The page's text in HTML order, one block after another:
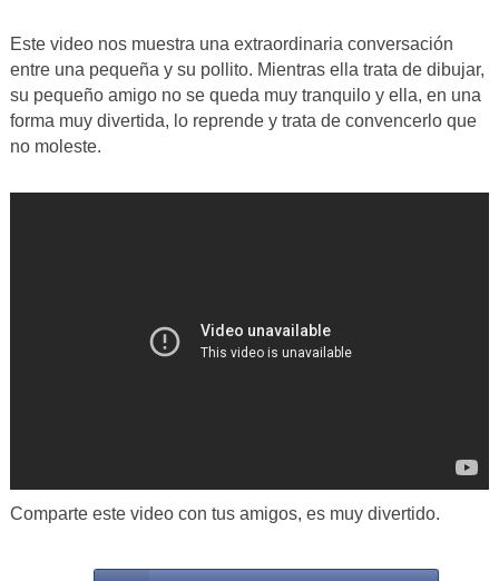
Este video nos muestra una extraordinaria conversación
entre una pequeña y su pollito. Mientras ella trata de dibujar,
su pequeño amigo no se queda muy tranquilo y ella, en una
forma muy divertida, lo reprende y trata de convencerlo que
no moleste.
Comparte este video con tus amigos, es muy divertido.